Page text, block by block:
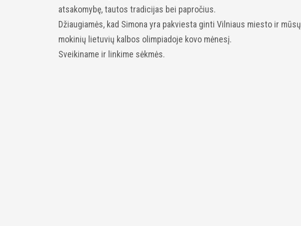
atsakomybę, tautos tradicijas bei papročius.
Džiaugiamės, kad Simona yra pakviesta ginti Vilniaus miesto ir
mokinių lietuvių kalbos olimpiadoje kovo mėnesį.
Sveikiname ir linkime sėkmės.